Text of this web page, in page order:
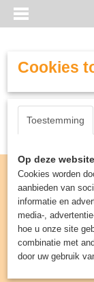
Inloggen
Cookies
Toestemming
Op deze
Cookies worden
aanbieden van
informatie en
media-,
hoe u onze site
combinatie met
door uw gebruik